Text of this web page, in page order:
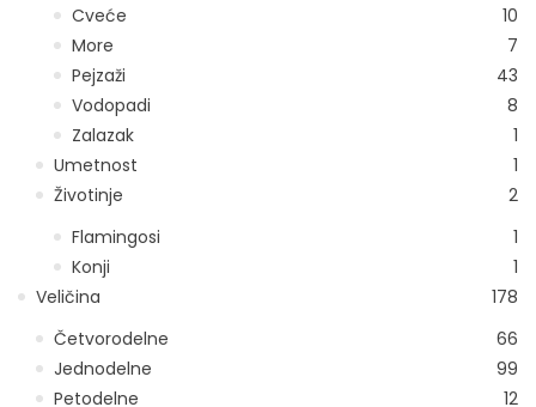
Cveće
10
More
7
Pejzaži
43
Vodopadi
8
Zalazak
1
Umetnost
1
Životinje
2
Flamingosi
1
Konji
1
Veličina
178
Četvorodelne
66
Jednodelne
99
Petodelne
12